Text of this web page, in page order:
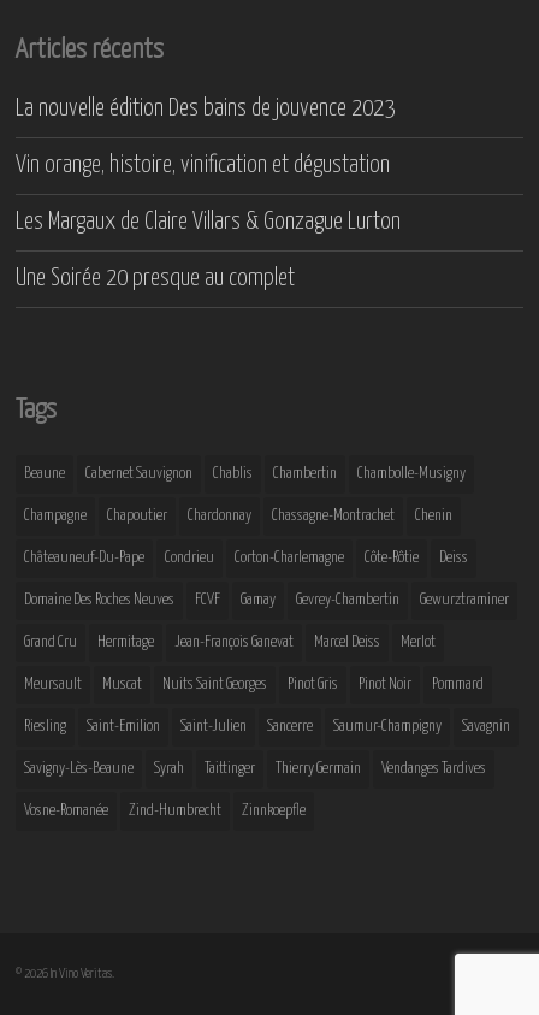
Articles récents
La nouvelle édition Des bains de jouvence 2023
Vin orange, histoire, vinification et dégustation
Les Margaux de Claire Villars & Gonzague Lurton
Une Soirée 20 presque au complet
Tags
Beaune Cabernet Sauvignon Chablis Chambertin Chambolle-Musigny
Champagne Chapoutier Chardonnay Chassagne-Montrachet Chenin
Châteauneuf-Du-Pape Condrieu Corton-Charlemagne Côte-Rôtie Deiss
Domaine Des Roches Neuves FCVF Gamay Gevrey-Chambertin Gewurztraminer
Grand Cru Hermitage Jean-François Ganevat Marcel Deiss Merlot
Meursault Muscat Nuits Saint Georges Pinot Gris Pinot Noir Pommard
Riesling Saint-Emilion Saint-Julien Sancerre Saumur-Champigny Savagnin
Savigny-Lès-Beaune Syrah Taittinger Thierry Germain Vendanges Tardives
Vosne-Romanée Zind-Humbrecht Zinnkoepfle
© 2026 In Vino Veritas.